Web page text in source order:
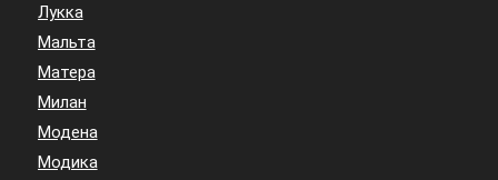
Лукка
Мальта
Матера
Милан
Модена
Модика